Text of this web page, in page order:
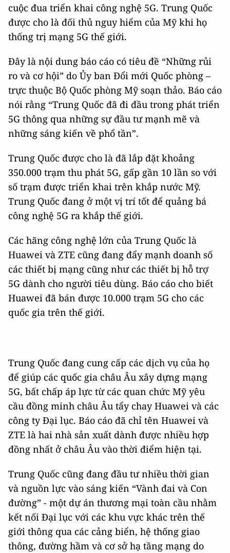
cuộc đua triển khai công nghệ 5G. Trung Quốc
được cho là đối thủ nguy hiểm của Mỹ khi họ
thống trị mạng 5G thế giới.
Đây là nội dung báo cáo có tiêu đề “Những rủi
ro và cơ hội” do Ủy ban Đổi mới Quốc phòng –
trực thuộc Bộ Quốc phòng Mỹ soạn thảo. Báo cáo
nói rằng “Trung Quốc đã đi đầu trong phát triển
5G thông qua những sự đầu tư mạnh mẽ và
những sáng kiến về phổ tần”.
Trung Quốc được cho là đã lắp đặt khoảng
350.000 trạm thu phát 5G, gấp gần 10 lần so với
số trạm được triển khai trên khắp nước Mỹ.
Trung Quốc đang ở một vị trí tốt để quảng bá
công nghệ 5G ra khắp thế giới.
Các hãng công nghệ lớn của Trung Quốc là
Huawei và ZTE cũng đang đẩy mạnh doanh số
các thiết bị mạng cũng như các thiết bị hỗ trợ
5G dành cho người tiêu dùng. Báo cáo cho biết
Huawei đã bán được 10.000 trạm 5G cho các
quốc gia trên thế giới.
Trung Quốc đang cung cấp các dịch vụ của họ
để giúp các quốc gia châu Âu xây dựng mạng
5G, bất chấp áp lực từ các quan chức Mỹ yêu
cầu đồng minh châu Âu tẩy chay Huawei và các
công ty Đại lục. Báo cáo đã chỉ tên Huawei và
ZTE là hai nhà sản xuất dành được nhiều hợp
đồng nhất ở châu Âu vào thời điểm hiện tại.
Trung Quốc cũng đang đầu tư nhiều thời gian
và nguồn lực vào sáng kiến “Vành đai và Con
đường” - một dự án thương mại toàn cầu nhằm
kết nối Đại lục với các khu vực khác trên thế
giới thông qua các cảng biển, hệ thống giao
thông, đường hầm và cơ sở hạ tầng mạng do